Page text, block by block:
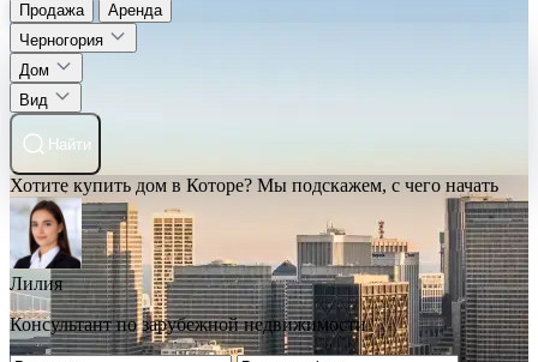
Продажа
Аренда
Черногория
Дом
Вид
Найти
Хотите купить дом в Которе? Мы подскажем, с чего начать
Лилия
Консультант по зарубежной недвижимости